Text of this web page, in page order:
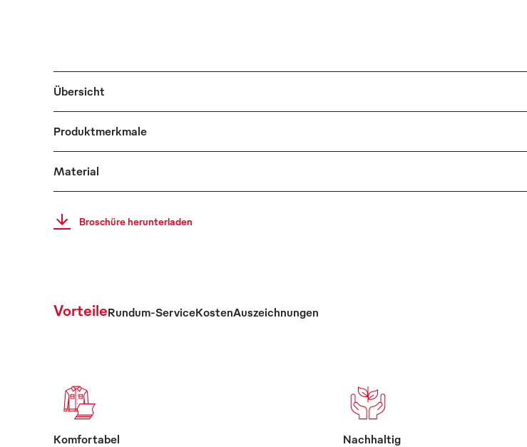
Übersicht
Produktmerkmale
Material
Broschüre herunterladen
VorteileRundum-ServiceKostenAuszeichnungen
Komfortabel
Nachhaltig